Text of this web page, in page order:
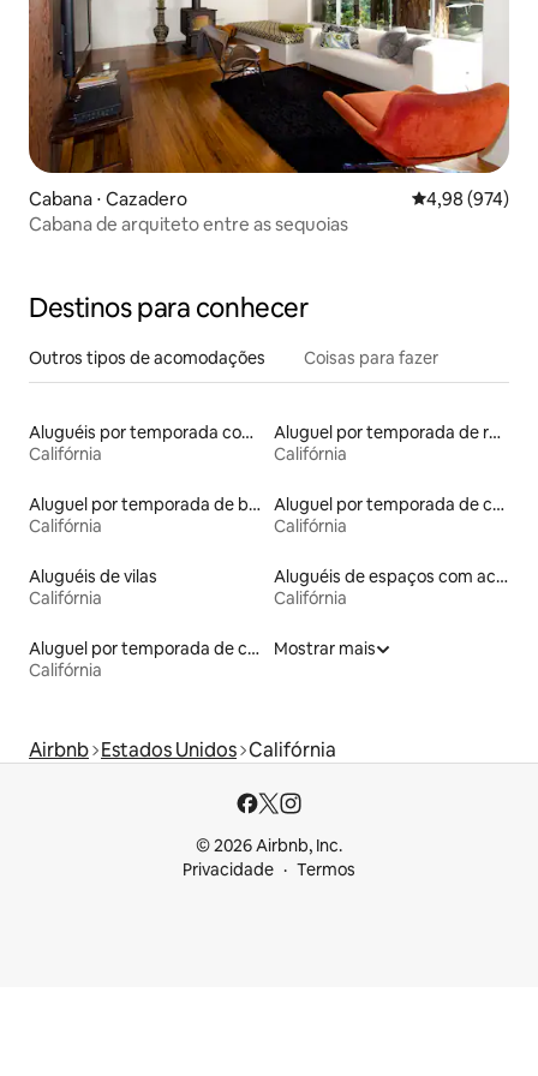
Cabana ⋅ Cazadero 4,98 de uma
4,98 (974)
Cabana de arquiteto entre as sequoias
Destinos para conhecer
Outros tipos de acomodações Coisas para fazer
Aluguéis por temporada com vista para a praia
Califórnia
Aluguel por temporada de ranchos
Califórnia
Aluguel por temporada de barcos
Califórnia
Aluguel por temporada de castelos
Califórnia
Aluguéis de vilas
Califórnia
Aluguéis de espaços com acesso direto a pistas de esqui
Califórnia
Aluguel por temporada de casas na terra
Califórnia
Mostrar mais
Airbnb Estados Unidos Califórnia
© 2026 Airbnb, Inc.
Privacidade
Termos